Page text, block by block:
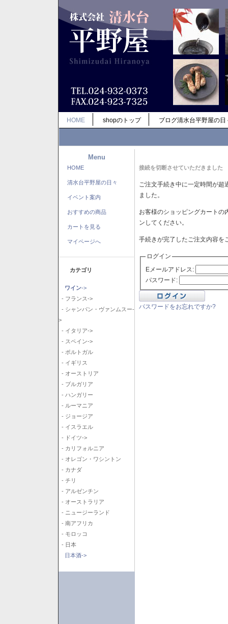
HOME shopのトップ ブログ清水台平野屋の日
Menu
HOME
清水台平野屋の日々
イベント案内
おすすめの商品
カートを見る
マイページへ
カテゴリ
ワイン->
- フランス->
- シャンパン・ヴァンムスー-
>
- イタリア->
- スペイン->
- ポルトガル
- イギリス
- オーストリア
- ブルガリア
- ハンガリー
- ルーマニア
- ジョージア
- イスラエル
- ドイツ->
- カリフォルニア
- オレゴン・ワシントン
- カナダ
- チリ
- アルゼンチン
- オーストラリア
- ニュージーランド
- 南アフリカ
- モロッコ
- 日本
日本酒->
接続を切断させていただきました
ご注文手続き中に一定時間が超
ました。
お客様のショッピングカートの
ンしてください。
手続きが完了したご注文内容を
ログイン
Eメールアドレス:
パスワード:
パスワードをお忘れですか?